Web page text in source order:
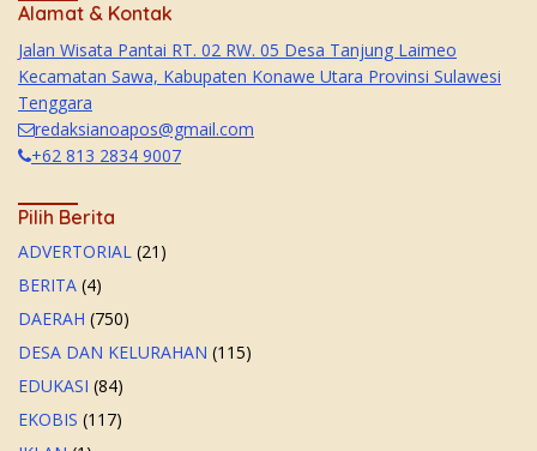
Alamat & Kontak
Jalan Wisata Pantai RT. 02 RW. 05 Desa Tanjung Laimeo
Kecamatan Sawa, Kabupaten Konawe Utara Provinsi Sulawesi
Tenggara
redaksianoapos@gmail.com
+62 813 2834 9007
Pilih Berita
ADVERTORIAL (21)
BERITA (4)
DAERAH (750)
DESA DAN KELURAHAN (115)
EDUKASI (84)
EKOBIS (117)